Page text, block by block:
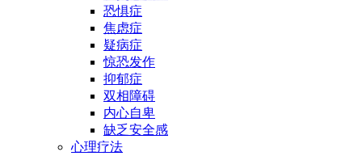
恐惧症
焦虑症
疑病症
惊恐发作
抑郁症
双相障碍
内心自卑
缺乏安全感
心理疗法